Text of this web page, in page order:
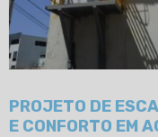
PROJETO DE
E CONFORTO EM